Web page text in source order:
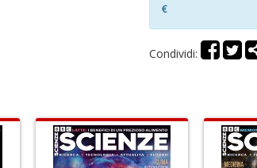
€
Condividi: